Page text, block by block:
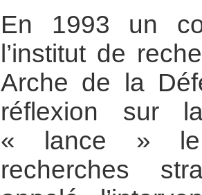
En 1993 un
l’institut de
Arche de la
réflexion sur
« lance » le
recherches